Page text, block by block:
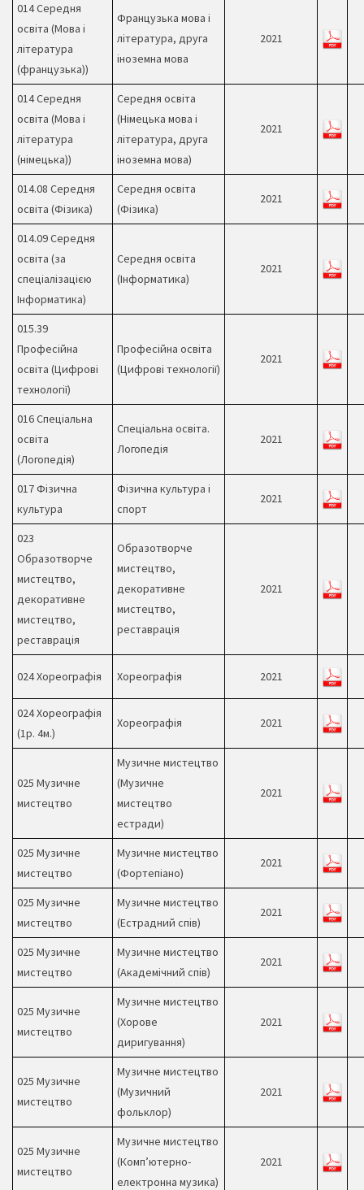
014 Середня
освіта (Мова і
література
(французька))
Французька мова і
література, друга
іноземна мова
2021
014 Середня
освіта (Мова і
література
(німецька))
Середня освіта
(Німецька мова і
література, друга
іноземна мова)
2021
014.08 Середня
освіта (Фізика)
Середня освіта
(Фізика)
2021
014.09 Середня
освіта (за
спеціалізацією
Інформатика)
Середня освіта
(Інформатика)
2021
015.39
Професійна
освіта (Цифрові
технології)
Професійна освіта
(Цифрові технології)
2021
016 Спеціальна
освіта
(Логопедія)
Спеціальна освіта.
Логопедія
2021
017 Фізична
культура
Фізична культура і
спорт
2021
023
Образотворче
мистецтво,
декоративне
мистецтво,
реставрація
Образотворче
мистецтво,
декоративне
мистецтво,
реставрація
2021
024 Хореографія Хореографія 2021
024 Хореографія
(1р. 4м.)
Хореографія 2021
025 Музичне
мистецтво
Музичне мистецтво
(Музичне
мистецтво
естради)
2021
025 Музичне
мистецтво
Музичне мистецтво
(Фортепіано)
2021
025 Музичне
мистецтво
Музичне мистецтво
(Естрадний спів)
2021
025 Музичне
мистецтво
Музичне мистецтво
(Академічний спів)
2021
025 Музичне
мистецтво
Музичне мистецтво
(Хорове
диригування)
2021
025 Музичне
мистецтво
Музичне мистецтво
(Музичний
фольклор)
2021
025 Музичне
мистецтво
Музичне мистецтво
(Комп’ютерно-
електронна музика)
2021